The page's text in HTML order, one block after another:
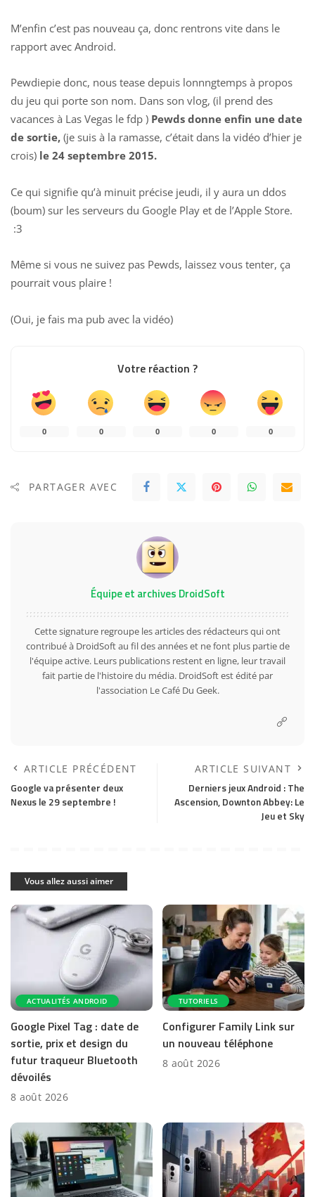
M’enfin c’est pas nouveau ça, donc rentrons vite dans le
rapport avec Android.
Pewdiepie donc, nous tease depuis lonnngtemps à propos
du jeu qui porte son nom. Dans son vlog, (il prend des
vacances à Las Vegas le fdp ) Pewds donne enfin une date
de sortie, (je suis à la ramasse, c’était dans la vidéo d’hier je
crois) le 24 septembre 2015.
Ce qui signifie qu’à minuit précise jeudi, il y aura un ddos
(boum) sur les serveurs du Google Play et de l’Apple Store.
:3
Même si vous ne suivez pas Pewds, laissez vous tenter, ça
pourrait vous plaire !
(Oui, je fais ma pub avec la vidéo)
Votre réaction ?
0 0 0 0 0
PARTAGER AVEC
Équipe et archives DroidSoft
Cette signature regroupe les articles des rédacteurs qui ont
contribué à DroidSoft au fil des années et ne font plus partie de
l'équipe active. Leurs publications restent en ligne, leur travail
fait partie de l'histoire du média. DroidSoft est édité par
l'association Le Café Du Geek.
ARTICLE PRÉCÉDENT
Google va présenter deux
Nexus le 29 septembre !
ARTICLE SUIVANT
Derniers jeux Android : The
Ascension, Downton Abbey: Le
Jeu et Sky
Vous allez aussi aimer
ACTUALITÉS ANDROID
Google Pixel Tag : date de
sortie, prix et design du
futur traqueur Bluetooth
dévoilés
8 août 2026
TUTORIELS
Configurer Family Link sur
un nouveau téléphone
8 août 2026